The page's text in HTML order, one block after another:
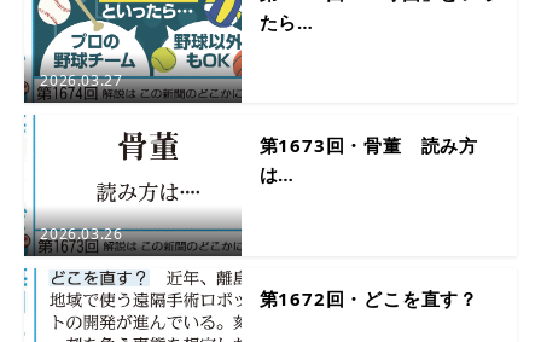
2026.03.27
たら…
2026.03.26
第1673回・骨董 読み方
は…
第1672回・どこを直す？